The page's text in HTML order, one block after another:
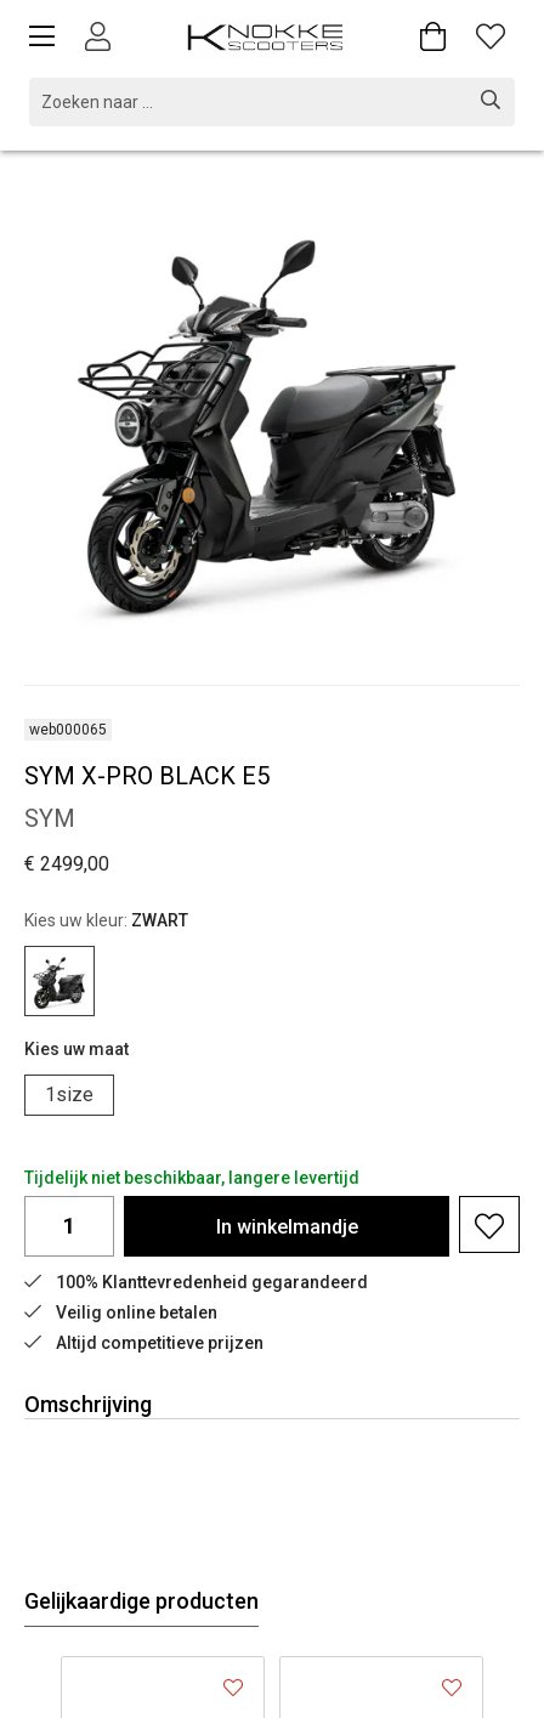
web000065
SYM X-PRO BLACK E5
SYM
€ 2499,00
Kies uw kleur: ZWART
Kies uw maat
1size
Tijdelijk niet beschikbaar, langere levertijd
In winkelmandje
100% Klanttevredenheid gegarandeerd
Veilig online betalen
Altijd competitieve prijzen
Omschrijving
Gelijkaardige producten